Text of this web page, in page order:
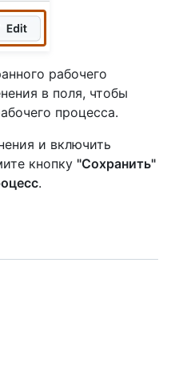
рабочего
в поля, чтобы
процесса.
и включить
кнопку "Сохранить"
.